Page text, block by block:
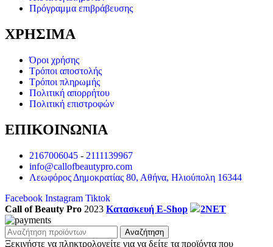
Πρόγραμμα επιβράβευσης
ΧΡΗΣΙΜΑ
Όροι χρήσης
Τρόποι αποστολής
Τρόποι πληρωμής
Πολιτική απορρήτου
Πολιτική επιστροφών
ΕΠΙΚΟΙΝΩΝΙΑ
2167006045 - 2111139967
info@callofbeautypro.com
Λεωφόρος Δημοκρατίας 80, Αθήνα, Ηλιούπολη 16344
Facebook Instagram Tiktok
Call of Beauty Pro 2023 Κατασκευή E-Shop 2NET
Αναζήτηση
Ξεκινήστε να πληκτρολογείτε για να δείτε τα προϊόντα που